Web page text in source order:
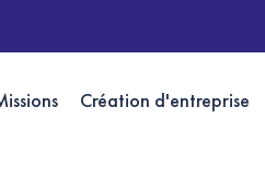
Création d'entreprise